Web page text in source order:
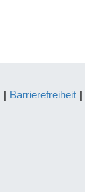
| Barrierefreiheit |